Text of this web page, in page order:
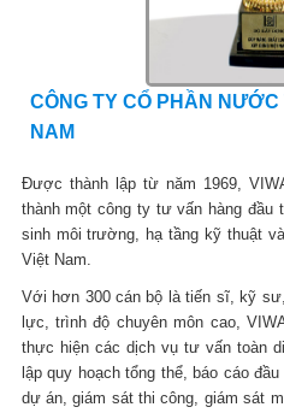
CÔNG TY CỔ PHẦN
NAM
Được thành lập từ năm 1969,
thành một công ty tư vấn hàng
sinh môi trường, hạ tầng kỹ thuật
Việt Nam.
Với hơn 300 cán bộ là tiến sĩ, kỹ
lực, trình độ chuyên môn cao,
thực hiện các dịch vụ tư vấn toàn
lập quy hoạch tổng thể, báo cáo
dự án, giám sát thi công, giám sát